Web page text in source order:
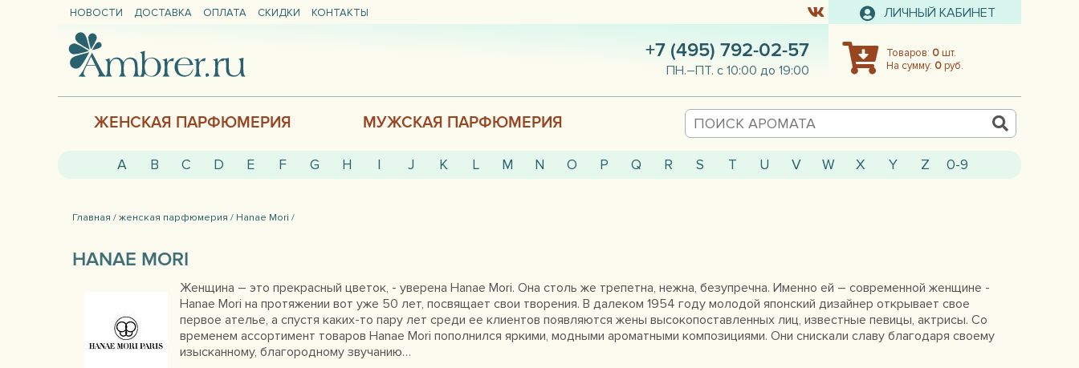
НОВОСТИ ДОСТАВКА ОПЛАТА СКИДКИ КОНТАКТЫ ЛИЧНЫЙ КАБИНЕТ
Товаров: 0шт.
На сумму: 0руб.
+7 (495) 792-02-57
ПН.–ПТ. с 10:00 до 19:00
ЖЕНСКАЯ ПАРФЮМЕРИЯ МУЖСКАЯ ПАРФЮМЕРИЯ
A B C D E F G H I J K L M N O P Q R S T U V W X Y Z 0-9
Главная /женская парфюмерия / Hanae Mori /
HANAE MORI
Женщина – это прекрасный цветок, - уверена Hanae Mori. Она столь же трепетна, нежна, безупречна. Именно ей – современной женщине -
Hanae Mori на протяжении вот уже 50 лет, посвящает свои творения. В далеком 1954 году молодой японский дизайнер открывает свое
первое ателье, а спустя каких-то пару лет среди ее клиентов появляются жены высокопоставленных лиц, известные певицы, актрисы. Со
временем ассортимент товаров Hanae Mori пополнился яркими, модными ароматными композициями. Они снискали славу благодаря своему
изысканному, благородному звучанию…